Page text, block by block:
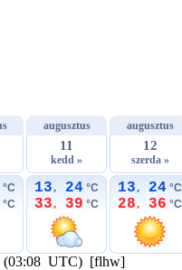
°C
°C
augusztus
11
kedd »
13, 24 °C
33, 39 °C
augusztus
12
szerda »
13, 24 °C
28, 36 °C
(03:08 UTC) [flhw]